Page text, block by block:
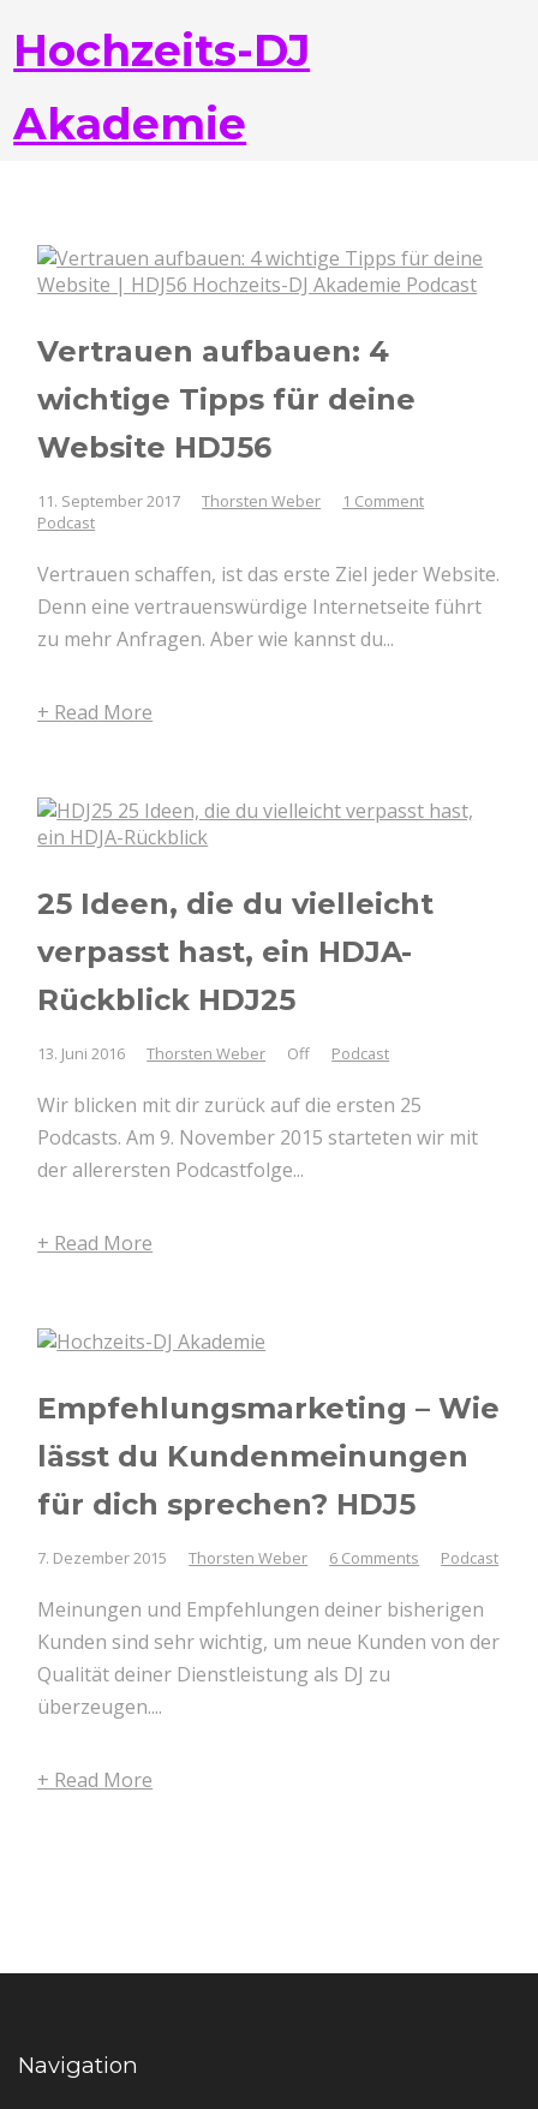
Hochzeits-DJ
Akademie
Vertrauen aufbauen: 4
wichtige Tipps für deine
Website HDJ56
11. September 2017 Thorsten Weber
1 Comment
Podcast
Vertrauen schaffen, ist das erste Ziel jeder Website.
Denn eine vertrauenswürdige Internetseite führt
zu mehr Anfragen. Aber wie kannst du...
+ Read More
25 Ideen, die du vielleicht
verpasst hast, ein HDJA-
Rückblick HDJ25
13. Juni 2016 Thorsten Weber Off Podcast
Wir blicken mit dir zurück auf die ersten 25
Podcasts. Am 9. November 2015 starteten wir mit
der allerersten Podcastfolge...
+ Read More
Empfehlungsmarketing – Wie
lässt du Kundenmeinungen
für dich sprechen? HDJ5
7. Dezember 2015 Thorsten Weber 6 Comments Podcast
Meinungen und Empfehlungen deiner bisherigen
Kunden sind sehr wichtig, um neue Kunden von der
Qualität deiner Dienstleistung als DJ zu
überzeugen....
+ Read More
Navigation